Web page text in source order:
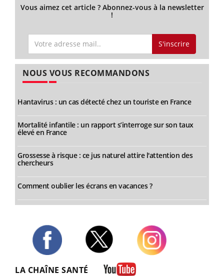
Vous aimez cet article ? Abonnez-vous à la newsletter
!
S'inscrire
NOUS VOUS RECOMMANDONS
Hantavirus : un cas détecté chez un touriste en France
Mortalité infantile : un rapport s’interroge sur son taux
élevé en France
Grossesse à risque : ce jus naturel attire l'attention des
chercheurs
Comment oublier les écrans en vacances ?
LA CHAÎNE SANTÉ